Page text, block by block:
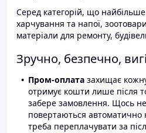
Серед категорій, що
харчування та напої,
матеріали для ремонту,
Зручно, безпечно,
Пром-оплата захищає
отримує кошти лише після
забере замовлення. Щось
повертаються автоматично
треба переплачувати за